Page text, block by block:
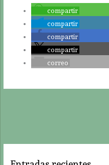
compartir
compartir
compartir
compartir
correo